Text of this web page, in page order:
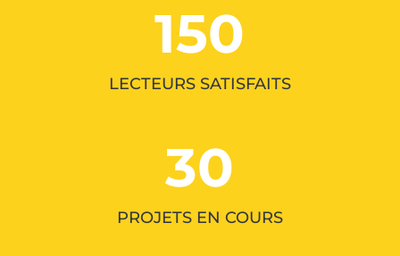
150
LECTEURS SATISFAITS
30
PROJETS EN COURS